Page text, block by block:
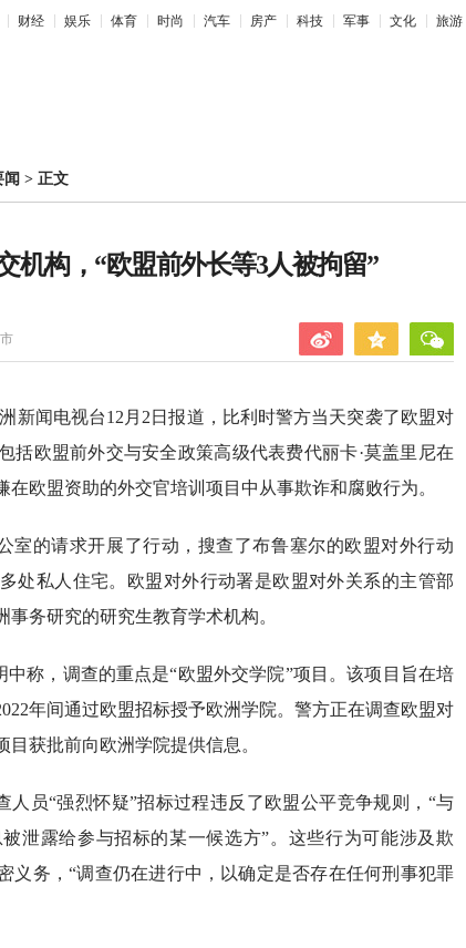
财经 娱乐 体育 时尚 汽车 房产 科技 军事 文化 旅游
闻 > 正文
机构，“欧盟前外长等3人被拘留”
新闻电视台12月2日报道，比利时警方当天突袭了欧盟对
括欧盟前外交与安全政策高级代表费代丽卡·莫盖里尼在
在欧盟资助的外交官培训项目中从事欺诈和腐败行为。
室的请求开展了行动，搜查了布鲁塞尔的欧盟对外行动
处私人住宅。欧盟对外行动署是欧盟对外关系的主管部
务研究的研究生教育学术机构。
称，调查的重点是“欧盟外交学院”项目。该项目旨在培
年间通过欧盟招标授予欧洲学院。警方正在调查欧盟对
获批前向欧洲学院提供信息。
人员“强烈怀疑”招标过程违反了欧盟公平竞争规则，“与
泄露给参与招标的某一候选方”。这些行为可能涉及欺
义务，“调查仍在进行中，以确定是否存在任何刑事犯罪